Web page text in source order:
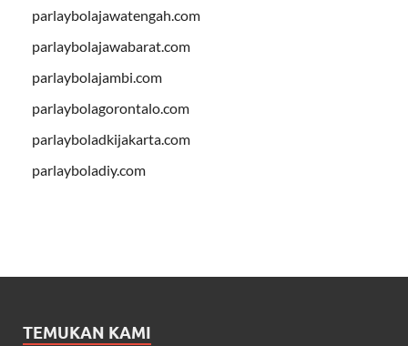
parlaybolajawatengah.com
parlaybolajawabarat.com
parlaybolajambi.com
parlaybolagorontalo.com
parlayboladkijakarta.com
parlayboladiy.com
TEMUKAN KAMI